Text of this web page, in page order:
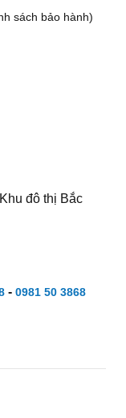
sách bảo hành)
đô thị Bắc
- 0981 50 3868